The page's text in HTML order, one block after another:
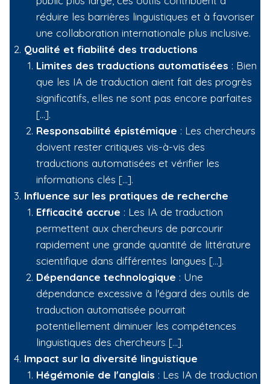
réduire les barrières linguistiques et à favoriser
une collaboration internationale plus inclusive.
Qualité et fiabilité des traductions
Limites des traductions automatisées : Bien
que les IA de traduction aient fait des progrès
significatifs, elles ne sont pas encore parfaites
[…].
Responsabilité épistémique : Les chercheurs
doivent rester critiques vis-à-vis des
traductions automatisées et vérifier les
informations clés […].
Influence sur les pratiques de recherche
Efficacité accrue : Les IA de traduction
permettent aux chercheurs de parcourir
rapidement une grande quantité de littérature
scientifique dans différentes langues […].
Dépendance technologique : Une
dépendance excessive à l'égard des outils de
traduction automatisée pourrait
potentiellement diminuer les compétences
linguistiques des chercheurs […].
Impact sur la diversité linguistique
Hégémonie de l'anglais : Les IA de traduction